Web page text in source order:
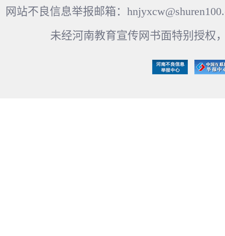
网站不良信息举报邮箱：
未经河南教育宣传网书面特别授权